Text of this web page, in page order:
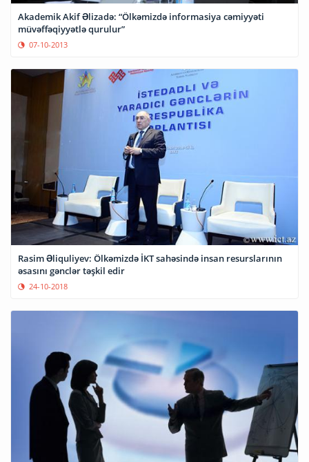
Akademik Akif Əlizadə: “Ölkəmizdə informasiya cəmiyyəti
müvəffəqiyyətlə qurulur”
07-10-2013
Rasim Əliquliyev: Ölkəmizdə İKT sahəsində insan resurslarının
əsasını gənclər təşkil edir
24-10-2018